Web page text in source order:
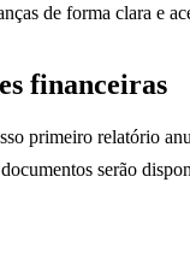
de forma clara e
financeiras
primeiro relatório
serão